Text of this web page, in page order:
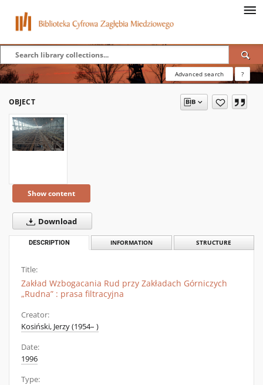
Advanced search ?
OBJECT
Show content
Download
DESCRIPTION INFORMATION STRUCTURE
Title:
Zakład Wzbogacania Rud przy Zakładach Górniczych
„Rudna” : prasa filtracyjna
Creator:
Kosiński, Jerzy (1954– )
Date:
1996
Type: